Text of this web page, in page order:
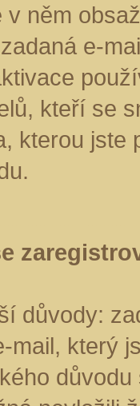
něm
e-
kteří se
kterou jste
důvody:
mail, který